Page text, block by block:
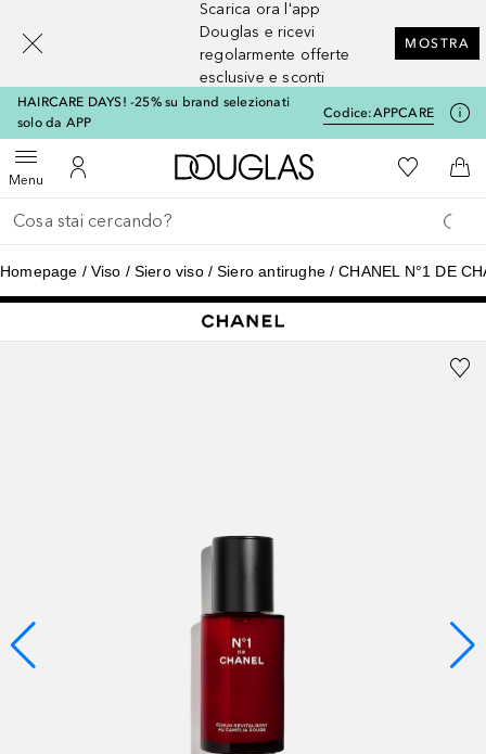
Scarica ora l'app
Douglas e ricevi
regolarmente offerte
esclusive e sconti
MOSTRA
HAIRCARE DAYS! -25% su brand selezionati
solo da APP
Codice:APPCARE
MenuApri menuAl Mio Account
A Douglas HomeAlla Mia
Al
Torna indietro
Esegui ricerca
Homepage Viso Siero viso Siero antirughe CHANEL N°1 DE
[navigation.slideout.screenreader]